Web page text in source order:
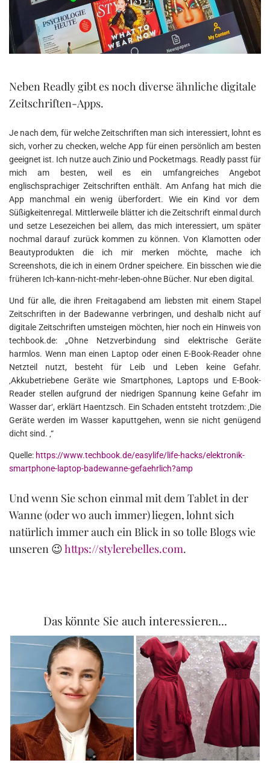
Neben Readly gibt es noch diverse ähnliche digitale
Zeitschriften-Apps.
Je nach dem, für welche Zeitschriften man sich interessiert, lohnt es
sich, vorher zu checken, welche App für einen persönlich am besten
geeignet ist. Ich nutze auch Zinio und Pocketmags. Readly passt für
mich am besten, weil es ein umfangreiches Angebot
englischsprachiger Zeitschriften enthält. Am Anfang hat mich die
App manchmal ein wenig überfordert. Wie ein Kind vor dem
Süßigkeitenregal. Mittlerweile blätter ich die Zeitschrift einmal durch
und setze Lesezeichen bei allem, das mich interessiert, um später
nochmal darauf zurück kommen zu können. Von Klamotten oder
Beautyprodukten die ich mir merken möchte, mache ich
Screenshots, die ich in einem Ordner speichere. Ein bisschen wie die
früheren Ich-kann-nicht-mehr-leben-ohne Bücher. Nur eben digital.
Und für alle, die ihren Freitagabend am liebsten mit einem Stapel
Zeitschriften in der Badewanne verbringen, und deshalb nicht auf
digitale Zeitschriften umsteigen möchten, hier noch ein Hinweis von
techbook.de: „Ohne Netzverbindung sind elektrische Geräte
harmlos. Wenn man einen Laptop oder einen E-Book-Reader ohne
Netzteil nutzt, besteht für Leib und Leben keine Gefahr.
‚Akkubetriebene Geräte wie Smartphones, Laptops und E-Book-
Reader stellen aufgrund der niedrigen Spannung keine Gefahr im
Wasser dar‘, erklärt Haentzsch. Ein Schaden entsteht trotzdem: ‚Die
Geräte werden im Wasser kaputtgehen, wenn sie nicht genügend
dicht sind. ‚“
Quelle: https://www.techbook.de/easylife/life-hacks/elektronik-
smartphone-laptop-badewanne-gefaehrlich?amp
Und wenn Sie schon einmal mit dem Tablet in der
Wanne (oder wo auch immer) liegen, lohnt sich
natürlich immer auch ein Blick in so tolle Blogs wie
unseren 😉https://stylerebelles.com.
Das könnte Sie auch interessieren...